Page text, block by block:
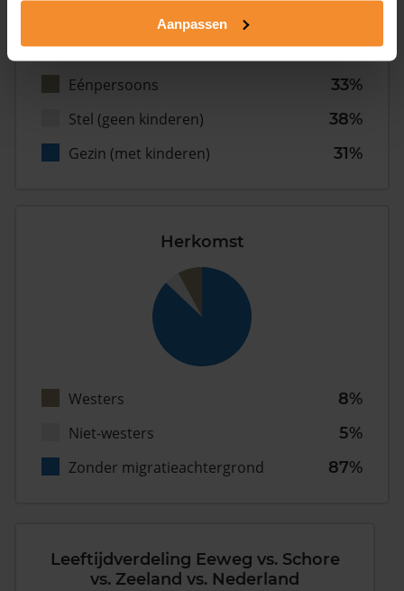
Aanpassen
Eénpersoons
33%
Stel (geen kinderen)
38%
Gezin (met kinderen)
31%
Herkomst
Westers
8%
Niet-westers
5%
Zonder migratieachtergrond
87%
Leeftijdverdeling Eeweg vs. Schore
vs. Zeeland vs. Nederland